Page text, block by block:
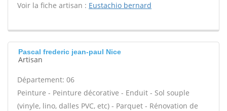
Voir la fiche artisan : Eustachio bernard
Pascal frederic jean-paul Nice
Artisan
Département: 06
Peinture - Peinture décorative - Enduit - Sol souple
(vinyle, lino, dalles PVC, etc) - Parquet - Rénovation de